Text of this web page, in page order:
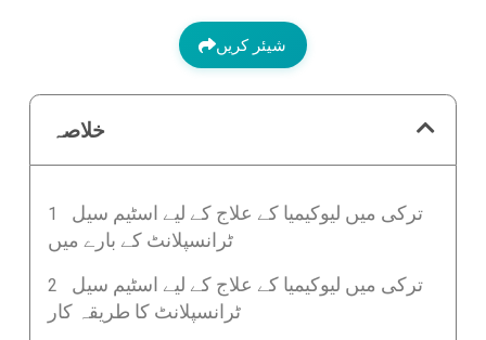
شیئر کریں
خلاصہ
ترکی میں لیوکیمیا کے علاج کے لیے اسٹیم سیل
ٹرانسپلانٹ کے بارے میں
ترکی میں لیوکیمیا کے علاج کے لیے اسٹیم سیل
ٹرانسپلانٹ کا طریقہ کار